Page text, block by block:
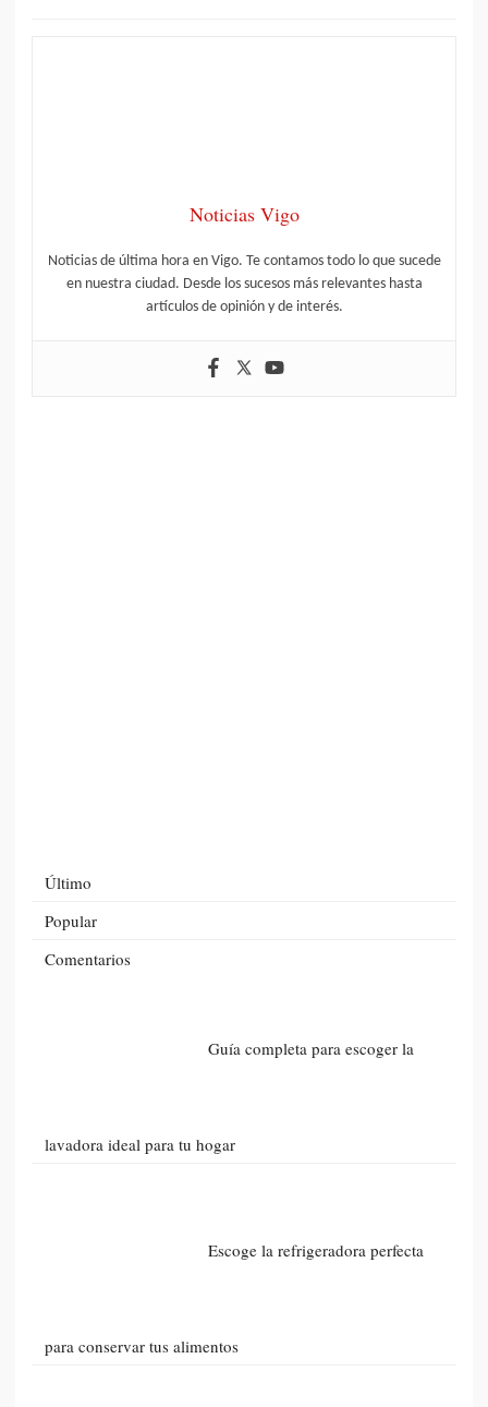
Noticias Vigo
Noticias de última hora en Vigo. Te contamos todo lo que sucede
en nuestra ciudad. Desde los sucesos más relevantes hasta
artículos de opinión y de interés.
Último
Popular
Comentarios
Guía completa para escoger la
lavadora ideal para tu hogar
Escoge la refrigeradora perfecta
para conservar tus alimentos